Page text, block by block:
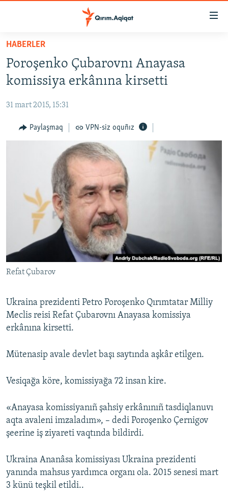
Esas
qaytmaq
Baş
navigatsiyağa
qaytmaq
qaytmaq
SİYASET
İQTİSADİYAT
CEMİYET
MEDENİYET
BLOGLAR
Русский
Українською
HABERLER
Poroşenko Çubarovnı Anayasa
komissiya erkânına kirsetti
31 mart 2015, 15:31
Paylaşmaq VPN-siz oquñız
Refat Çubarov
Ukraina prezidenti Petro Poroşenko Qırımtatar Milliy
Meclis reisi Refat Çubarovnı Anayasa komissiya
erkânına kirsetti.
Mütenasip avale devlet başı saytında aşkâr etilgen.
Vesiqağa köre, komissiyağa 72 insan kire.
«Anayasa komissiyanıñ şahsiy erkânınıñ tasdiqlanuvı
aqta avaleni imzaladım», – dedi Poroşenko Çernigov
şeerine iş ziyareti vaqtında bildirdi.
Ukraina Ananâsa komissiyası Ukraina prezidenti
yanında mahsus yardımca organı ola. 2015 senesi mart
3 künü teşkil etildi..